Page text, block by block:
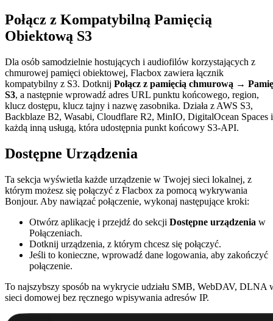
Połącz z Kompatybilną Pamięcią
Obiektową S3
Dla osób samodzielnie hostujących i audiofilów korzystających z
chmurowej pamięci obiektowej, Flacbox zawiera łącznik
kompatybilny z S3. Dotknij Połącz z pamięcią chmurową →
S3, a następnie wprowadź adres URL punktu końcowego, region,
klucz dostępu, klucz tajny i nazwę zasobnika. Działa z AWS S3,
Backblaze B2, Wasabi, Cloudflare R2, MinIO, DigitalOcean Spaces i
każdą inną usługą, która udostępnia punkt końcowy S3-API.
Dostępne Urządzenia
Ta sekcja wyświetla każde urządzenie w Twojej sieci lokalnej, z
którym możesz się połączyć z Flacbox za pomocą wykrywania
Bonjour. Aby nawiązać połączenie, wykonaj następujące kroki:
Otwórz aplikację i przejdź do sekcji Dostępne urządzenia w
Połączeniach.
Dotknij urządzenia, z którym chcesz się połączyć.
Jeśli to konieczne, wprowadź dane logowania, aby zakończyć
połączenie.
To najszybszy sposób na wykrycie udziału SMB, WebDAV, DLNA
sieci domowej bez ręcznego wpisywania adresów IP.